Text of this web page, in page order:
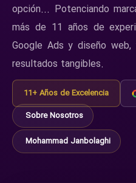
opción... Potenciando
más de 11 años de
Google Ads y diseño
resultados tangibles.
11+ Años de Excelencia
Sobre Nosotros
Mohammad Janbolaghi